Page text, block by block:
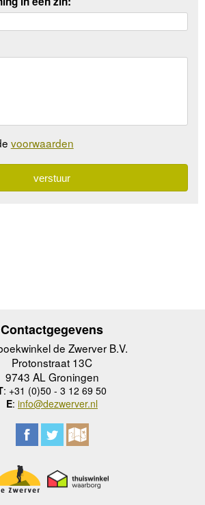
voorwaarden
Contactgegevens
de Zwerver B.V.
Protonstraat 13C
9743 AL Groningen
: +31 (0)50 - 3 12 69 50
E: info@dezwerver.nl